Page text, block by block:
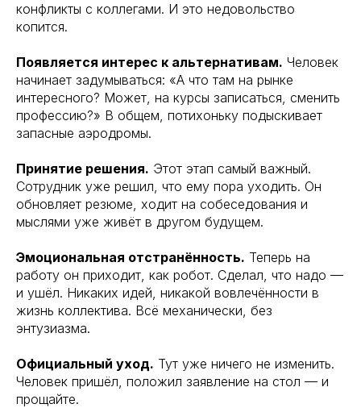
конфликты с коллегами. И это недовольство
копится.
Появляется интерес к альтернативам. Человек
начинает задумываться: «А что там на рынке
интересного? Может, на курсы записаться, сменить
профессию?» В общем, потихоньку подыскивает
запасные аэродромы.
Принятие решения. Этот этап самый важный.
Сотрудник уже решил, что ему пора уходить. Он
обновляет резюме, ходит на собеседования и
мыслями уже живёт в другом будущем.
Эмоциональная отстранённость. Теперь на
работу он приходит, как робот. Сделал, что надо —
и ушёл. Никаких идей, никакой вовлечённости в
жизнь коллектива. Всё механически, без
энтузиазма.
Официальный уход. Тут уже ничего не изменить.
Человек пришёл, положил заявление на стол — и
прощайте.